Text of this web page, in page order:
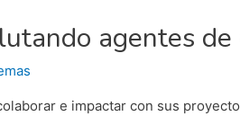
agentes de
e impactar con sus